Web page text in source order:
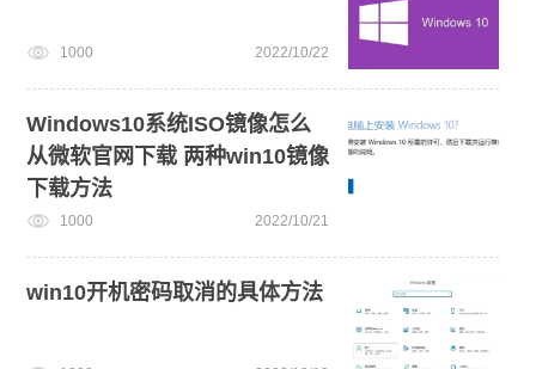
1000 2022/10/22
Windows10系统ISO镜像怎么
从微软官网下载 两种win10镜像
下载方法
1000 2022/10/21
win10开机密码取消的具体方法